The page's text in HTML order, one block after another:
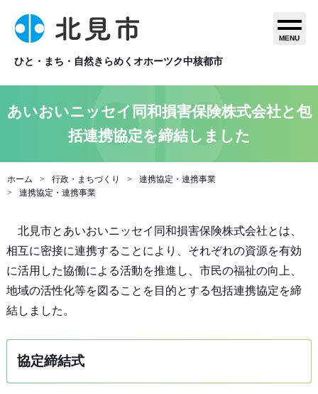
ひと・まち・自然きらめくオホーツク中核都市
MENU
あいおいニッセイ同和損害保険株式会社と包
括連携協定を締結しました
ホーム 行政・まちづくり
連携協定・連携事業
連携協定・連携事業
北見市とあいおいニッセイ同和損害保険株式会社とは、
相互に密接に連携することにより、それぞれの資源を有効
に活用した協働による活動を推進し、市民の福祉の向上、
地域の活性化等を図ることを目的とする包括連携協定を締
結しました。
協定締結式